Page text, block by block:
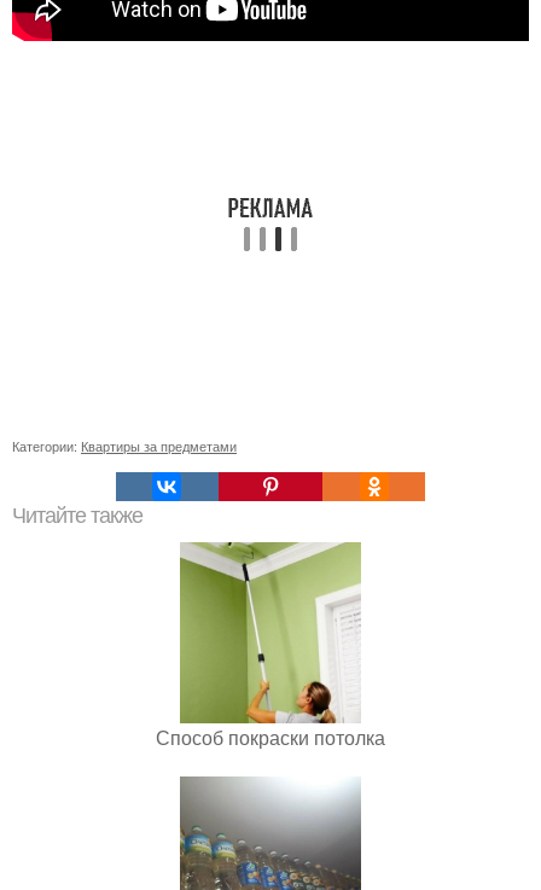
Категории: Квартиры за предметами
Читайте также
Способ покраски потолка